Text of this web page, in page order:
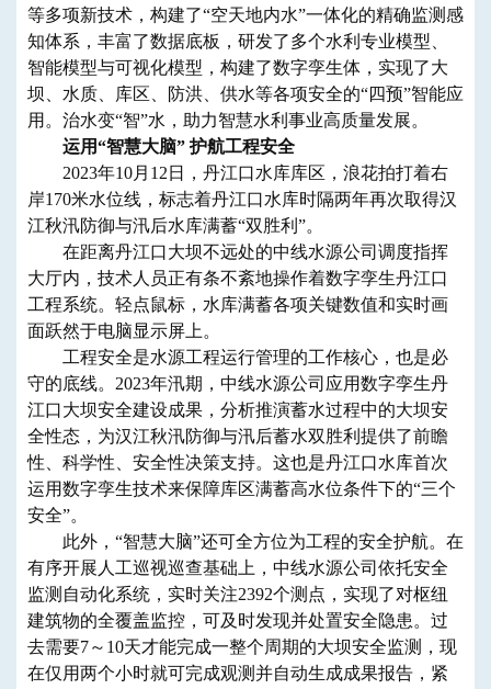
等多项新技术，构建了“空天地内水”一体化的精确监测感
知体系，丰富了数据底板，研发了多个水利专业模型、
智能模型与可视化模型，构建了数字孪生体，实现了大
坝、水质、库区、防洪、供水等各项安全的“四预”智能应
用。治水变“智”水，助力智慧水利事业高质量发展。
运用“智慧大脑” 护航工程安全
2023年10月12日，丹江口水库库区，浪花拍打着右
岸170米水位线，标志着丹江口水库时隔两年再次取得汉
江秋汛防御与汛后水库满蓄“双胜利”。
在距离丹江口大坝不远处的中线水源公司调度指挥
大厅内，技术人员正有条不紊地操作着数字孪生丹江口
工程系统。轻点鼠标，水库满蓄各项关键数值和实时画
面跃然于电脑显示屏上。
工程安全是水源工程运行管理的工作核心，也是必
守的底线。2023年汛期，中线水源公司应用数字孪生丹
江口大坝安全建设成果，分析推演蓄水过程中的大坝安
全性态，为汉江秋汛防御与汛后蓄水双胜利提供了前瞻
性、科学性、安全性决策支持。这也是丹江口水库首次
运用数字孪生技术来保障库区满蓄高水位条件下的“三个
安全”。
此外，“智慧大脑”还可全方位为工程的安全护航。在
有序开展人工巡视巡查基础上，中线水源公司依托安全
监测自动化系统，实时关注2392个测点，实现了对枢纽
建筑物的全覆盖监控，可及时发现并处置安全隐患。过
去需要7～10天才能完成一整个周期的大坝安全监测，现
在仅用两个小时就可完成观测并自动生成成果报告，紧